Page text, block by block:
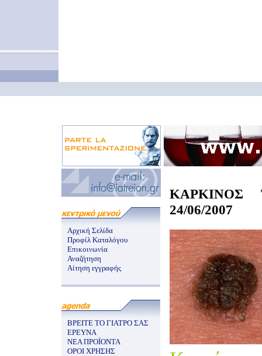
Αρχική Σελίδα
Προφίλ Καταλόγου
Επικοινωνία
Αναζήτηση
Αίτηση εγγραφής
ΒΡΕΙΤΕ ΤΟ ΓΙΑΤΡΟ ΣΑΣ
ΕΡΕΥΝΑ
ΝΕΑ ΠΡΟΪΟΝΤΑ
ΟΡΟΙ ΧΡΗΣΗΣ
24/06/2007